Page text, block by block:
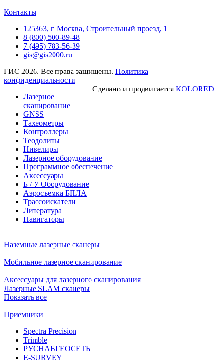
Контакты
125363, г. Москва, Строительный проезд, 1
8 (800) 500-89-48
7 (495) 783-56-39
gis@gis2000.ru
ГИС 2026. Все права защищены. Политика
конфиденциальности
Сделано и продвигается KOLORED
Лазерное
сканирование
GNSS
Тахеометры
Контроллеры
Теодолиты
Нивелиры
Лазерное оборудование
Программное обеспечение
Аксессуары
Б / У Оборудование
Аэросъемка БПЛА
Трассоискатели
Литература
Навигаторы
Наземные лазерные сканеры
Мобильное лазерное сканирование
Аксессуары для лазерного сканирования
Лазерные SLAM сканеры
Показать все
Приемники
Spectra Precision
Trimble
РУСНАВГЕОСЕТЬ
E-SURVEY